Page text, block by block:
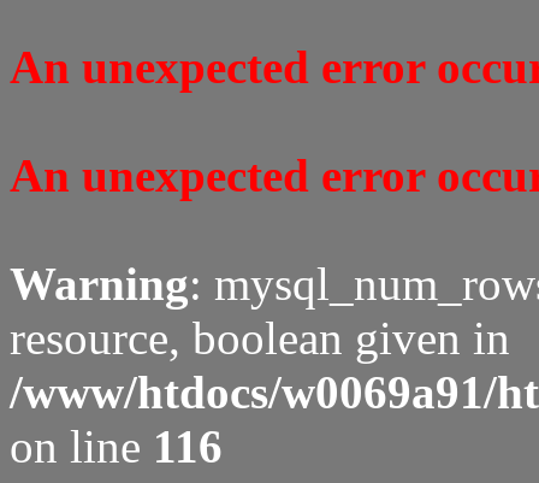
An unexpected error
An unexpected error
Warning:
resource, boolean given in
/www/htdocs/w0069a91/
on line 116